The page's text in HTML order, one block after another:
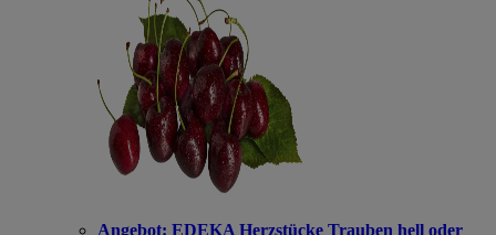
Angebot: EDEKA Herzstücke Trauben hell oder